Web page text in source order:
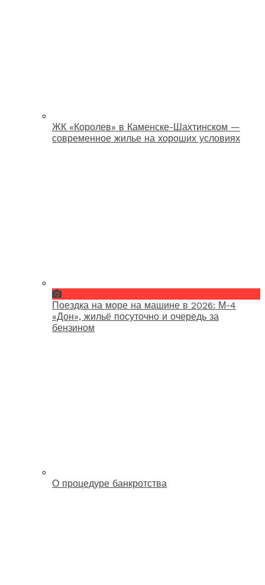
ЖК «Королев» в Каменске-Шахтинском —
современное жилье на хороших условиях
Поездка на море на машине в 2026: М-4
«Дон», жильё посуточно и очередь за
бензином
О процедуре банкротства